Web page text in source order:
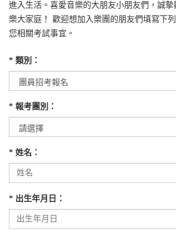
進入生活。喜愛音樂的大朋友小朋友們，誠
樂大家庭！ 歡迎想加入樂團的朋友們填寫下
您相關考試事宜。
* 類別：
* 報考團別：
* 姓名：
* 出生年月日：